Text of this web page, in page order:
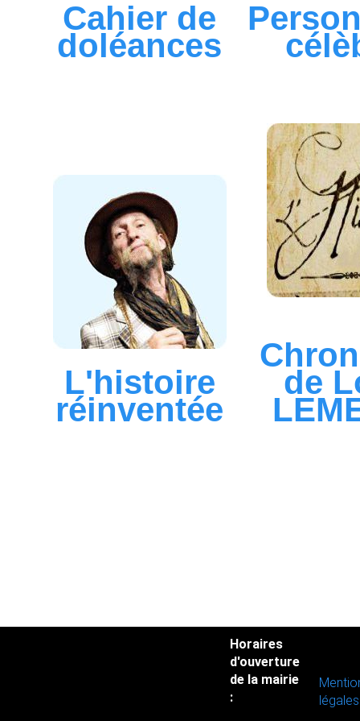
Cahier de
doléances
L'histoire
réinventée
de
Horaires
d'ouverture
de la mairie
:
légales